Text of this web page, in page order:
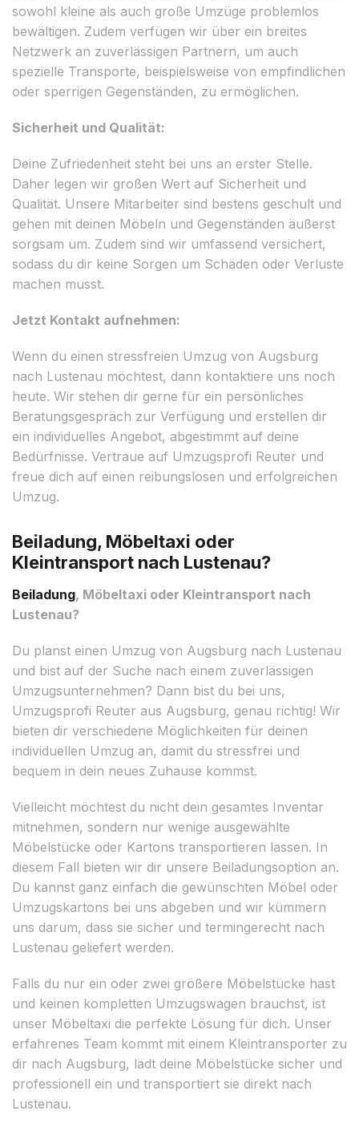
sowohl kleine als auch große Umzüge problemlos
bewältigen. Zudem verfügen wir über ein breites
Netzwerk an zuverlässigen Partnern, um auch
spezielle Transporte, beispielsweise von empfindlichen
oder sperrigen Gegenständen, zu ermöglichen.
Sicherheit und Qualität:
Deine Zufriedenheit steht bei uns an erster Stelle.
Daher legen wir großen Wert auf Sicherheit und
Qualität. Unsere Mitarbeiter sind bestens geschult und
gehen mit deinen Möbeln und Gegenständen äußerst
sorgsam um. Zudem sind wir umfassend versichert,
sodass du dir keine Sorgen um Schäden oder Verluste
machen musst.
Jetzt Kontakt aufnehmen:
Wenn du einen stressfreien Umzug von Augsburg
nach Lustenau möchtest, dann kontaktiere uns noch
heute. Wir stehen dir gerne für ein persönliches
Beratungsgespräch zur Verfügung und erstellen dir
ein individuelles Angebot, abgestimmt auf deine
Bedürfnisse. Vertraue auf Umzugsprofi Reuter und
freue dich auf einen reibungslosen und erfolgreichen
Umzug.
Beiladung, Möbeltaxi oder
Kleintransport nach Lustenau?
Beiladung, Möbeltaxi oder Kleintransport nach
Lustenau?
Du planst einen Umzug von Augsburg nach Lustenau
und bist auf der Suche nach einem zuverlässigen
Umzugsunternehmen? Dann bist du bei uns,
Umzugsprofi Reuter aus Augsburg, genau richtig! Wir
bieten dir verschiedene Möglichkeiten für deinen
individuellen Umzug an, damit du stressfrei und
bequem in dein neues Zuhause kommst.
Vielleicht möchtest du nicht dein gesamtes Inventar
mitnehmen, sondern nur wenige ausgewählte
Möbelstücke oder Kartons transportieren lassen. In
diesem Fall bieten wir dir unsere Beiladungsoption an.
Du kannst ganz einfach die gewünschten Möbel oder
Umzugskartons bei uns abgeben und wir kümmern
uns darum, dass sie sicher und termingerecht nach
Lustenau geliefert werden.
Falls du nur ein oder zwei größere Möbelstücke hast
und keinen kompletten Umzugswagen brauchst, ist
unser Möbeltaxi die perfekte Lösung für dich. Unser
erfahrenes Team kommt mit einem Kleintransporter zu
dir nach Augsburg, lädt deine Möbelstücke sicher und
professionell ein und transportiert sie direkt nach
Lustenau.